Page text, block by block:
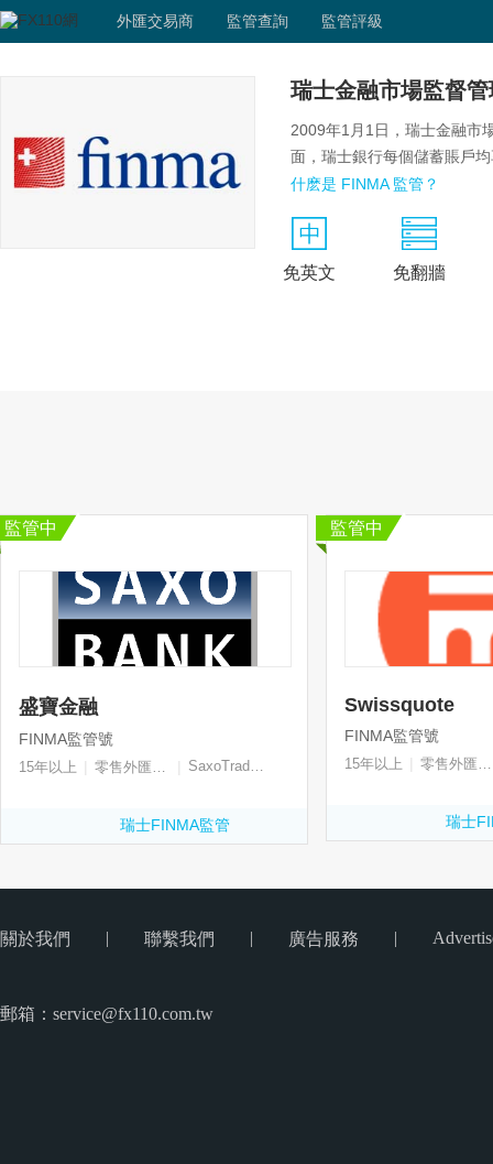
外匯交易商 監管查詢 監管評級
瑞士金融市場監督
2009年1月1日，瑞士金融市
面，瑞士銀行每個儲蓄賬戶
什麽是 FINMA 監管？
免英文 免翻牆
監管中
盛寶金融
FINMA監管號
15年以上 零售外匯牌照 SaxoTraderGO
瑞士FINMA監管
監管中
Swissquote
FINMA監管號
15年以上 零售外匯牌照
瑞士
關於我們 | 聯繫我們 | 廣告服務 |
郵箱：service@fx110.com.tw